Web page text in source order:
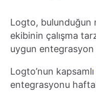
Logto, bulunduğun
ekibinin çalışma
uygun entegrasyon
Logto’nun kapsamlı
entegrasyonu